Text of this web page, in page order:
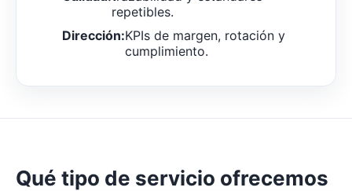
repetibles.
Dirección:KPIs de margen, rotación y
cumplimiento.
Qué tipo de servicio ofrecemos